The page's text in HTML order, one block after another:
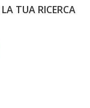
TUA RICERCA